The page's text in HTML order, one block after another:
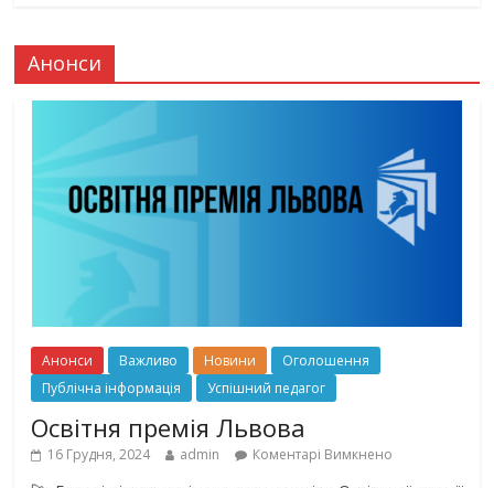
Анонси
Анонси Важливо Новини
Оголошення
Публічна інформація
Успішний педагог
Освітня премія Львова
16 Грудня, 2024 admin Коментарі Вимкнено